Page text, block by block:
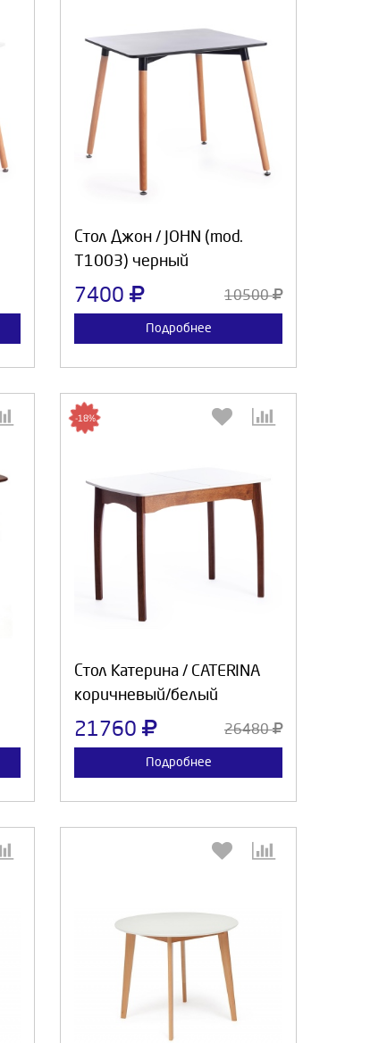
Стол Джон / JOHN (mod.
T1003) черный
7400 10500
Подробнее
Выберите количество:
Продолжить
Стол Катерина / CATERINA
коричневый/белый
-18%
21760 26480
Подробнее
Выберите количество:
Выберите количество: